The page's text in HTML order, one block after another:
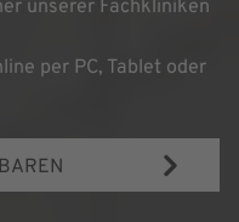
unserer Fachkliniken
per PC, Tablet oder